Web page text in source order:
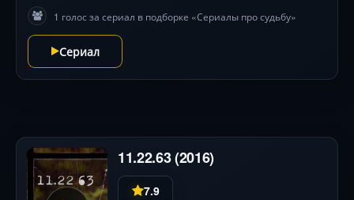
1 голос за сериал в подборке «Сериалы про судьбу»
Сериал
11.22.63 (2016)
7.9